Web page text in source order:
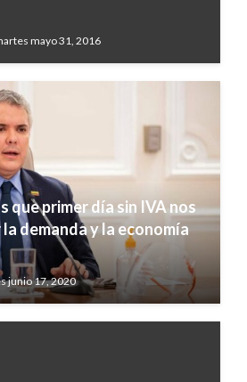
mayo 31, 2016
que primer día sin IVA nos
demanda y la economía
junio 17, 2020